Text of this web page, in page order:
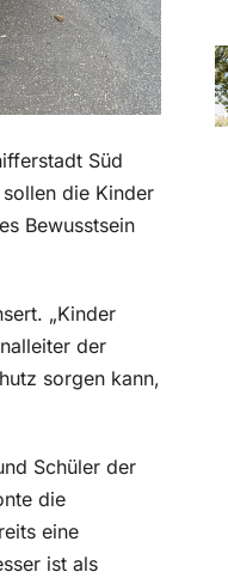
Süd
die Kinder
Bewusstsein
„Kinder
der
sorgen kann,
Schüler der
die
eine
ist als